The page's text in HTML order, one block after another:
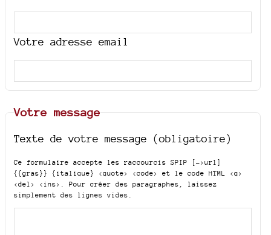
Votre adresse email
Votre message
Texte de votre message (obligatoire)
Ce formulaire accepte les raccourcis SPIP
[->url]
{{gras}} {italique} <quote> <code>
et le code HTML <q>
<del> <ins>
. Pour créer des paragraphes, laissez
simplement des lignes vides.